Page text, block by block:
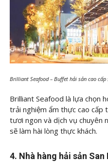
Brilliant Seafood – Buffet hải sản cao
Brilliant Seafood là lựa chọn
trải nghiệm ẩm thực cao cấp
tươi ngon và dịch vụ chuyên
sẽ làm hài lòng thực khách.
4. Nhà hàng hải sản San